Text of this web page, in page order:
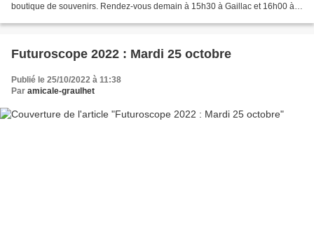
boutique de souvenirs. Rendez-vous demain à 15h30 à Gaillac et 16h00 à
Futuroscope 2022 : Mardi 25 octobre
Publié le 25/10/2022 à 11:38
Par amicale-graulhet